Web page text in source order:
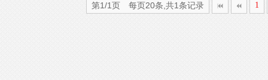
第1/1页 每页20条,共1条记录 1